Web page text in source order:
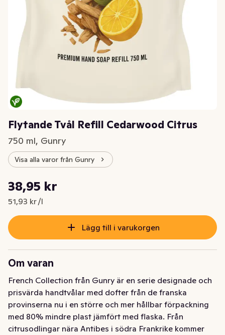
Flytande Tvål Refill Cedarwood Citrus
750 ml, Gunry
Visa alla varor från Gunry
Nuvarande pris är: 38,95 kr
38,95 kr
51,93 kr /l
Styckpris: 51,93 kr /l
Lägg till i varukorgen
Om varan
French Collection från Gunry är en serie designade och
prisvärda handtvålar med dofter från de franska
provinserna nu i en större och mer hållbar förpackning
med 80% mindre plast jämfört med flaska. Från
citrusodlingar nära Antibes i södra Frankrike kommer